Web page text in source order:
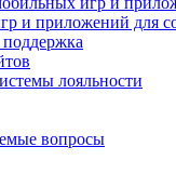
и приложений для
поддержка
лояльности
вопросы